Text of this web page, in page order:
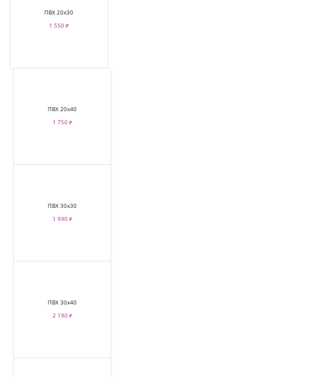
ПВХ 20х30
1 550 ₽
ПВХ 20х40
1 750 ₽
ПВХ 30х30
1 990 ₽
ПВХ 30х40
2 190 ₽